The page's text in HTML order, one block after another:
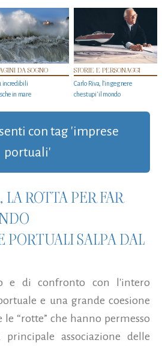
DA SOGNO
incredibili
in mare
STORIE E PERSONAGGI
Carlo Riva, l’ingegnere
che stupi' il mondo
con tag 'imprese
portuali'
ROTTA PER FAR
PORTUALI SALPA DAL
e di confronto con l'intero
e una grande coesione
“rotte” che hanno permesso
associazione delle